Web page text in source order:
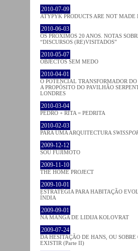
2010-07-09
ATYPYK PRODUCTS ARE NOT MADE
2010-06-03
OS PRÓXIMOS 20 ANOS. NOTAS
“DISCURSOS (RE)VISITADOS”
2010-05-07
OBJECTOS SEM MEDO
2010-04-01
O POTENCIAL TRANSFORMADOR DO
A PROPÓSITO DO PAVILHÃO
LONDRES
2010-03-04
PEDRO + RITA = PEDRITA
2010-02-03
PARA UMA ARQUITECTURA
2009-12-12
SOU FUJIMOTO
2009-11-10
THE HOME PROJECT
2009-10-01
ESTRATÉGIA PARA HABITAÇÃO
ÍNDIA
2009-09-01
NA MANGA DE LIDIJA KOLOVRAT
2009-07-24
DA HESITAÇÃO DE HANS, OU SOBRE
EXISTIR (Parte II)